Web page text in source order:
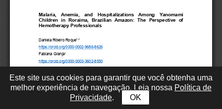
Este site usa cookies para garantir que você obtenha uma
melhor experiência de navegação. Leia nossa Política de
Privacidade. OK